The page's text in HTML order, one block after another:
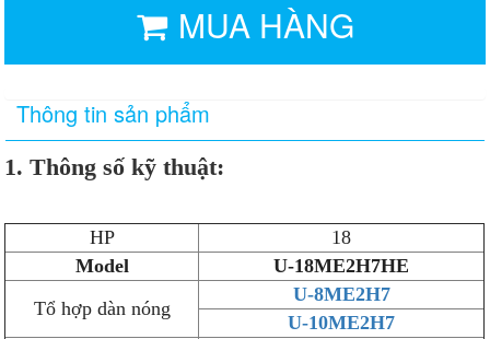
MUA HÀNG
Thông tin sản phẩm
1. Thông số kỹ thuật:
HP
18
Model
U-18ME2H7HE
Tổ hợp dàn nóng
U-8ME2H7
U-10ME2H7